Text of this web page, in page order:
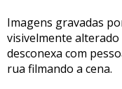
Imagens gravadas
visivelmente
desconexa com
rua filmando a cena.